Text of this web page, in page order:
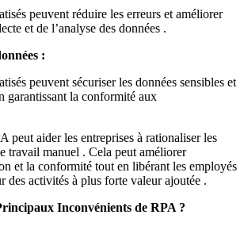
peuvent réduire les erreurs et améliorer
et de l’analyse des données .
:
peuvent sécuriser les données sensibles et
garantissant la conformité aux
peut aider les entreprises à rationaliser les
travail manuel . Cela peut améliorer
et la conformité tout en libérant les employés
des activités à plus forte valeur ajoutée .
Inconvénients de RPA ?